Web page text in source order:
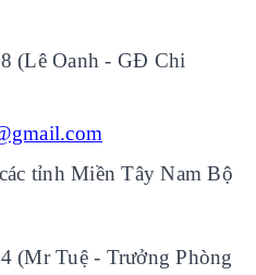
(Lê Oanh - GĐ Chi
tỉnh Miền Tây Nam Bộ
(Mr Tuệ - Trưởng Phòng